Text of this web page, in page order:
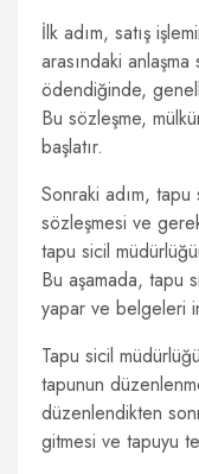
İlk adım, satış
arasındaki
ödendiğinde,
Bu sözleşme,
başlatır.
Sonraki adım, tapu
sözleşmesi ve
tapu sicil
Bu aşamada, tapu
yapar ve belgeleri
Tapu sicil
tapunun
düzenlendikten
gitmesi ve tapuyu